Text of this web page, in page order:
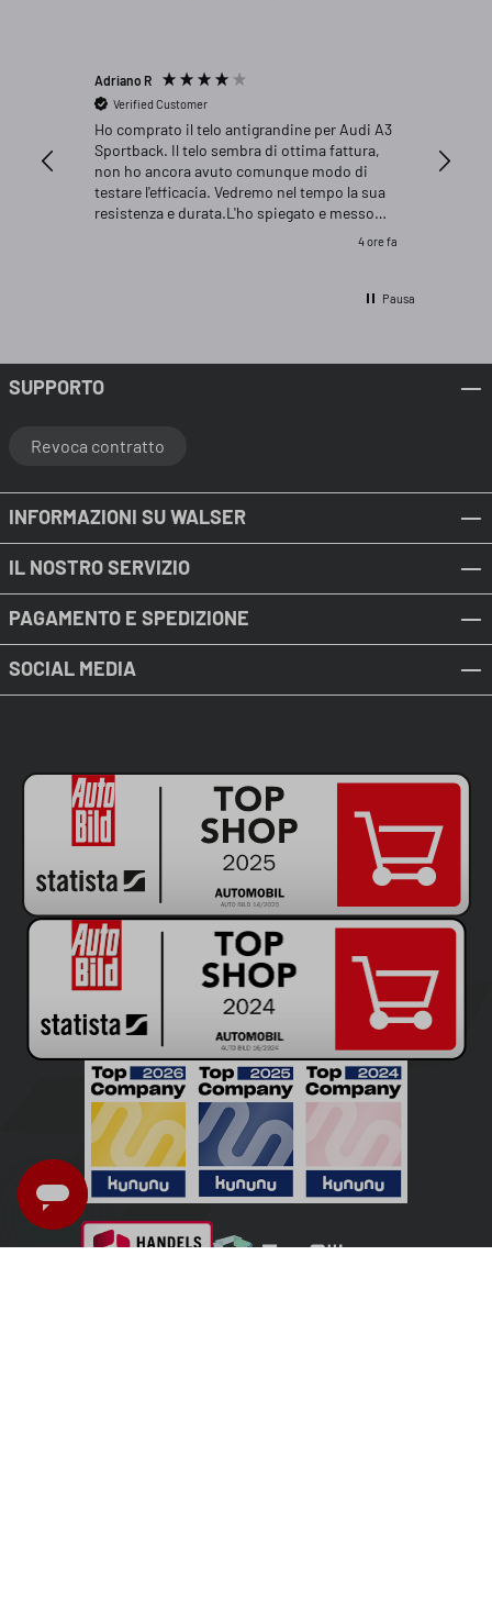
Adriano R
Verified Customer
Ho comprato il telo antigrandine per Audi A3
Sportback. Il telo sembra di ottima fattura,
non ho ancora avuto comunque modo di
testare l'efficacia. Vedremo nel tempo la sua
resistenza e durata.L'ho spiegato e messo
sulla vettura, è della misura corretta, anzi la L
l'ho piegato meglio che potevo e riposto in
sicuramente per gli accessori dell'auto.
4 ore fa
Pausa
SUPPORTO
Revoca contratto
INFORMAZIONI SU WALSER
IL NOSTRO SERVIZIO
PAGAMENTO E SPEDIZIONE
SOCIAL MEDIA